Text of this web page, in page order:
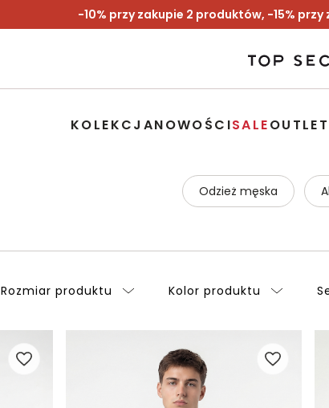
-10% przy zakupie 2 produktów, -15%
KOLEKCJANOWOŚCISALEOUTLET
Odzież męska
Rozmiar produktu Kolor produktu